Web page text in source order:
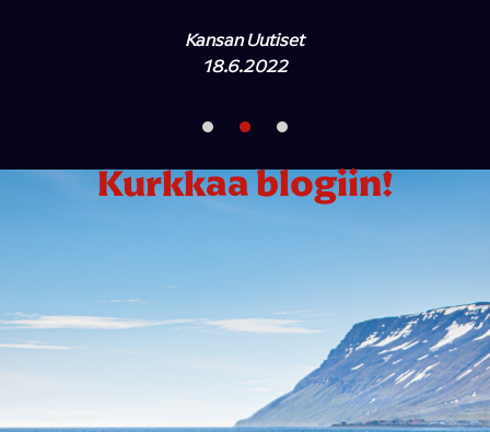
Kansan Uutiset
18.6.2022
Kurkkaa blogiin!